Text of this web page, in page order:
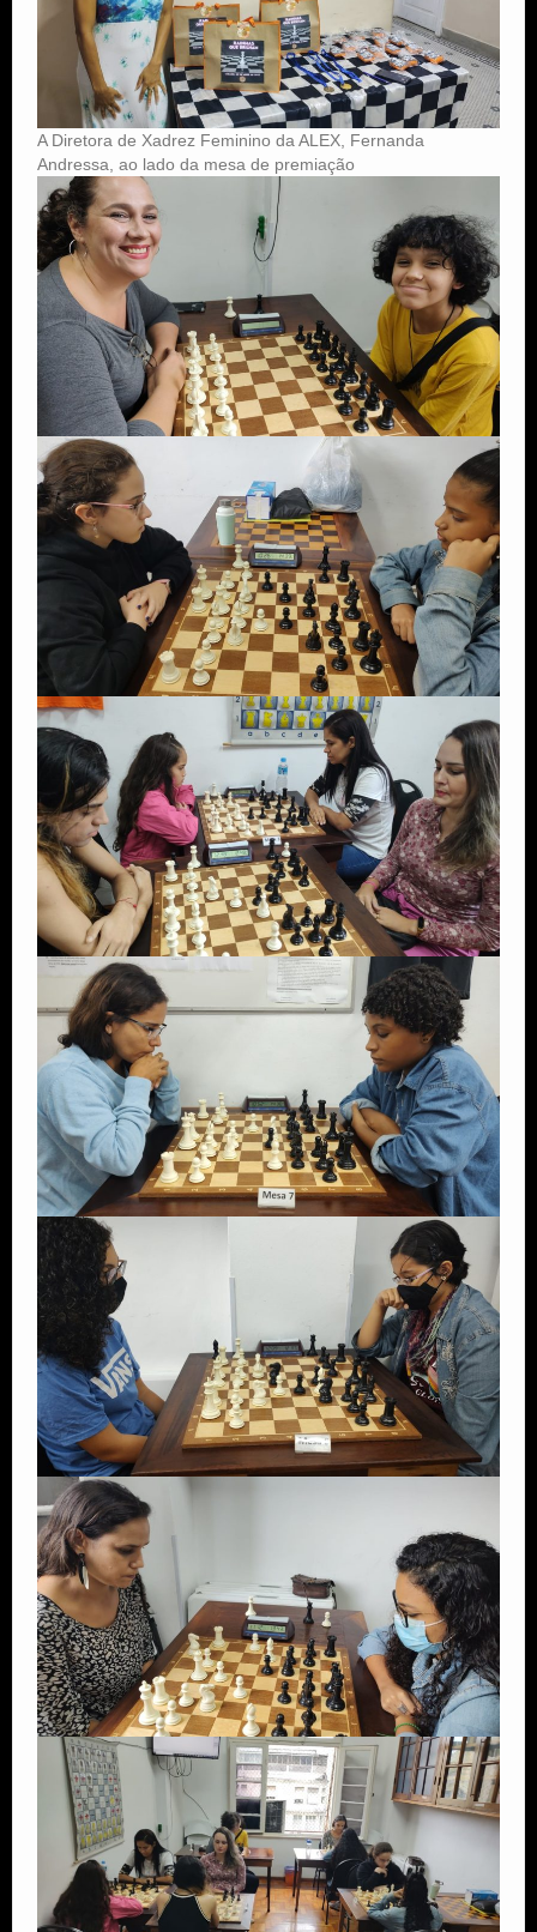
A Diretora de Xadrez Feminino da ALEX, Fernanda
Andressa, ao lado da mesa de premiação